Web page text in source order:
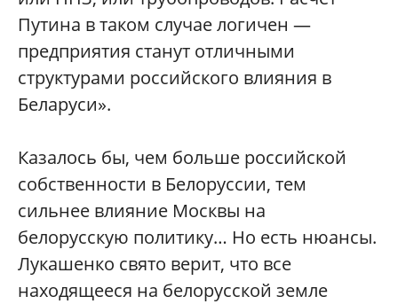
Путина в таком случае логичен —
предприятия станут отличными
структурами российского влияния в
Беларуси».
Казалось бы, чем больше российской
собственности в Белоруссии, тем
сильнее влияние Москвы на
белорусскую политику… Но есть нюансы.
Лукашенко свято верит, что все
находящееся на белорусской земле